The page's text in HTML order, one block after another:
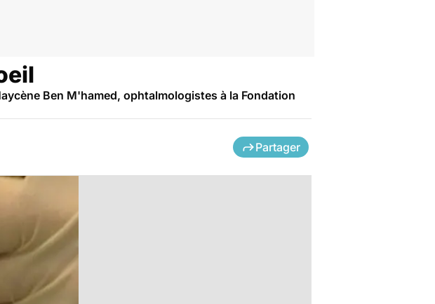
Ben M'hamed, ophtalmologistes à la Fondation
Partager